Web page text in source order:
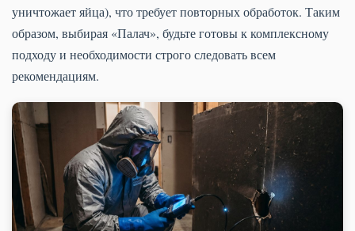
уничтожает яйца), что требует повторных обработок. Таким
образом, выбирая «Палач», будьте готовы к комплексному
подходу и необходимости строго следовать всем
рекомендациям.